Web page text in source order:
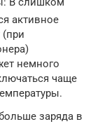
активное
немного
чаще
заряда в